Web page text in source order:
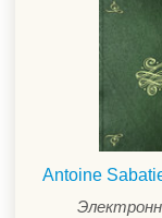
Antoine